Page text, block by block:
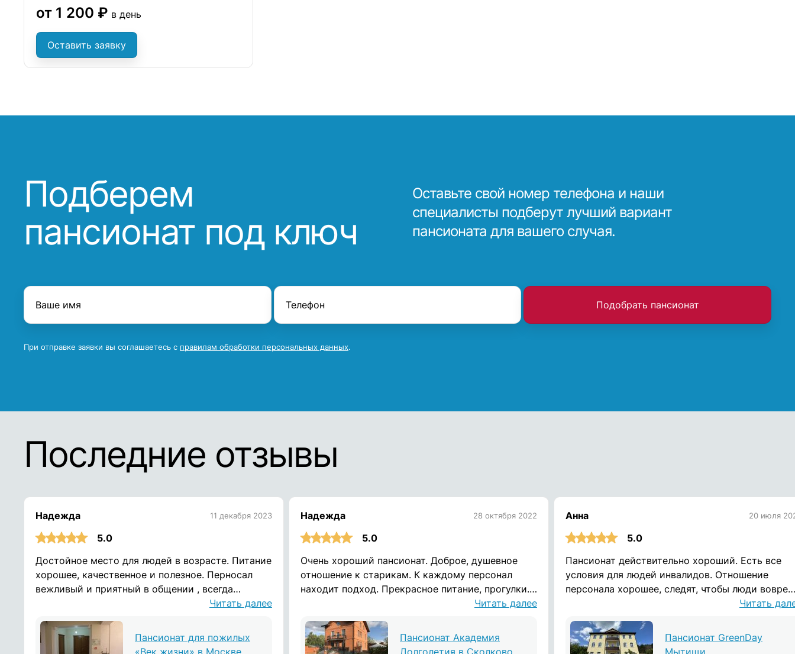
от 1 200 ₽ в день
Оставить заявку
Подберем
пансионат под ключ
Оставьте свой номер телефона и наши
специалисты подберут лучший вариант
пансионата для вашего случая.
Подобрать пансионат
При отправке заявки вы соглашаетесь с правилам обработки персональных данных.
Последние отзывы
Надежда 11 декабря 2023
5.0
Достойное место для людей в возрасте. Питание
хорошее, качественное и полезное. Перносал
вежливый и приятный в общении , всегда
отзываются на просьбы. Помещения чистые и
Читать далее
Пансионат для пожилых
«Век жизни» в Москве
Надежда 28 октября 2022
5.0
Очень хороший пансионат. Доброе, душевное
отношение к старикам. К каждому персонал
находит подход. Прекрасное питание, прогулки.
Читать далее
Пансионат Академия
Долголетия в Сколково
Анна 20 июля
5.0
Пансионат действительно хороший. Есть все
условия для людей инвалидов. Отношение
персонала хорошее, следят, чтобы люди
пили лекарства. Вовремя кормят. Полный
оставлен на официальном сайте.
Читать
Пансионат GreenDay
Мытищи